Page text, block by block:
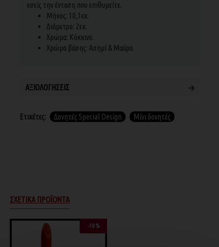
εσείς την ένταση που επιθυμείτε.
Μήκος: 10,1εκ.
Διάμετρο: 2εκ.
Χρώμα: Κόκκινο.
Χρώμα βάσης: Ασημί & Μαύρο.
ΑΞΙΟΛΟΓΉΣΕΙΣ
Ετικέτες: Δονητές Special Design Μίνι δονητές
ΣΧΕΤΙΚΆ ΠΡΟΪΌΝΤΑ
-10 %